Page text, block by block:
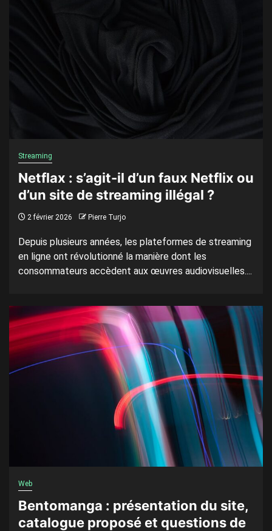
Streaming
Netflax : s’agit-il d’un faux Netflix ou
d’un site de streaming illégal ?
2 février 2026 Pierre Turjo
Depuis plusieurs années, les plateformes de streaming
en ligne ont révolutionné la manière dont les
consommateurs accèdent aux œuvres audiovisuelles....
Web
Bentomanga : présentation du site,
catalogue proposé et questions de